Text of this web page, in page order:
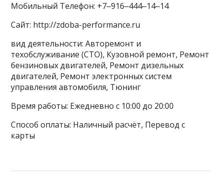
Мобильный Телефон: +7‒916‒444‒14‒14
Сайт: http://zdoba-performance.ru
вид деятельности: Авторемонт и
техобслуживание (СТО), Кузовной ремонт, Ремонт
бензиновых двигателей, Ремонт дизельных
двигателей, Ремонт электронных систем
управления автомобиля, Тюнинг
Время работы: Ежедневно с 10:00 до 20:00
Способ оплаты: Наличный расчёт, Перевод с
карты